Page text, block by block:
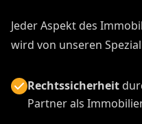
Jeder Aspekt des
wird von unseren
Rechtssicherheit
Partner als